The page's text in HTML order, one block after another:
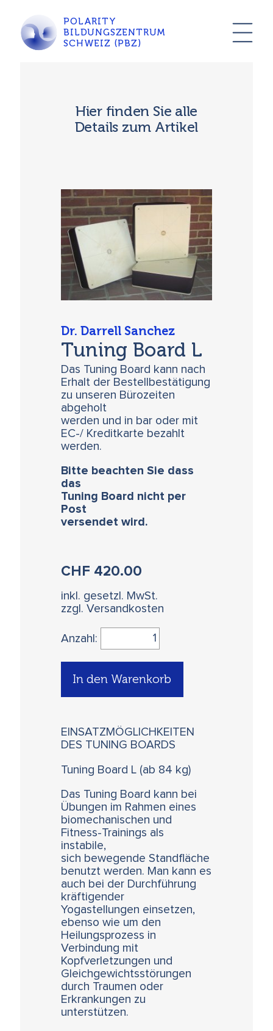
POLARITY
BILDUNGSZENTRUM
SCHWEIZ (PBZ)
Hier finden Sie alle
Details zum Artikel
Dr. Darrell Sanchez
Tuning Board L
Das Tuning Board kann nach
Erhalt der Bestellbestätigung
zu unseren Bürozeiten
abgeholt
werden und in bar oder mit
EC-/ Kreditkarte bezahlt
werden.
Bitte beachten Sie dass
das
Tuning Board nicht per
Post
versendet wird.
CHF 420.00
inkl. gesetzl. MwSt.
zzgl. Versandkosten
Anzahl:
In den Warenkorb
EINSATZMÖGLICHKEITEN
DES TUNING BOARDS
Tuning Board L (ab 84 kg)
Das Tuning Board kann bei
Übungen im Rahmen eines
biomechanischen und
Fitness-Trainings als
instabile,
sich bewegende Standfläche
benutzt werden. Man kann es
auch bei der Durchführung
kräftigender
Yogastellungen einsetzen,
ebenso wie um den
Heilungsprozess in
Verbindung mit
Kopfverletzungen und
Gleichgewichtsstörungen
durch Traumen oder
Erkrankungen zu
unterstützen.